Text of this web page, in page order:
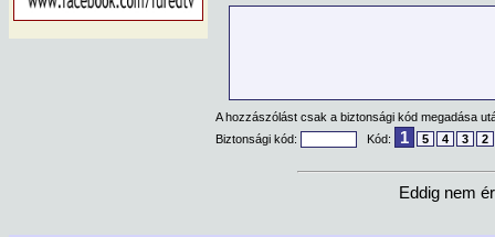
A hozzászólást csak a biztonsági kód megadása
Biztonsági kód:
Kód: 1 5 4 3 2
Eddig nem